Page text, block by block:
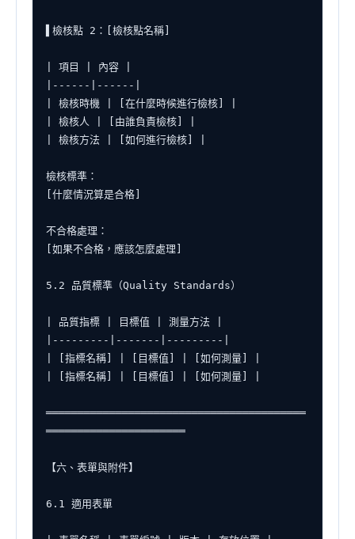
▌檢核點 2：[檢核點名稱]
| 項目 | 內容 |
|------|------|
| 檢核時機 | [在什麼時候進行檢核] |
| 檢核人 | [由誰負責檢核] |
| 檢核方法 | [如何進行檢核] |
檢核標準：
[什麼情況算是合格]
不合格處理：
[如果不合格，應該怎麼處理]
5.2 品質標準（Quality Standards）
| 品質指標 | 目標值 | 測量方法 |
|---------|-------|---------|
| [指標名稱] | [目標值] | [如何測量] |
| [指標名稱] | [目標值] | [如何測量] |
═════════════════════════════════════════
══════════════════════
【六、表單與附件】
6.1 適用表單